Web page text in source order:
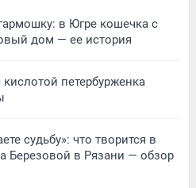
в Югре кошечка с
дом — ее история
петербурженка
судьбу»: что творится в
Березовой в Рязани — обзор